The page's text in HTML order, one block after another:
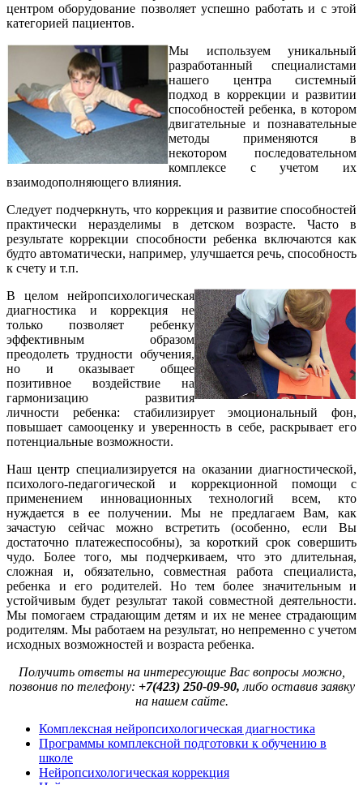
центром оборудование позволяет успешно работать и с этой
категорией пациентов.
Мы используем уникальный
разработанный специалистами
нашего центра системный
подход в коррекции и развитии
способностей ребенка, в котором
двигательные и познавательные
методы применяются в
некотором последовательном
комплексе с учетом их
взаимодополняющего влияния.
Следует подчеркнуть, что коррекция и развитие способностей
практически неразделимы в детском возрасте. Часто в
результате коррекции способности ребенка включаются как
будто автоматически, например, улучшается речь, способность
к счету и т.п.
В целом нейропсихологическая
диагностика и коррекция не
только позволяет ребенку
эффективным образом
преодолеть трудности обучения,
но и оказывает общее
позитивное воздействие на
гармонизацию развития
личности ребенка: стабилизирует эмоциональный фон,
повышает самооценку и уверенность в себе, раскрывает его
потенциальные возможности.
Наш центр специализируется на оказании диагностической,
психолого-педагогической и коррекционной помощи с
применением инновационных технологий всем, кто
нуждается в ее получении. Мы не предлагаем Вам, как
зачастую сейчас можно встретить (особенно, если Вы
достаточно платежеспособны), за короткий срок совершить
чудо. Более того, мы подчеркиваем, что это длительная,
сложная и, обязательно, совместная работа специалиста,
ребенка и его родителей. Но тем более значительным и
устойчивым будет результат такой совместной деятельности.
Мы помогаем страдающим детям и их не менее страдающим
родителям. Мы работаем на результат, но непременно с учетом
исходных возможностей и возраста ребенка.
Получить ответы на интересующие Вас вопросы можно,
позвонив по телефону: +7(423) 250-09-90, либо оставив заявку
на нашем сайте.
Комплексная нейропсихологическая диагностика
Программы комплексной подготовки к обучению в
школе
Нейропсихологическая коррекция